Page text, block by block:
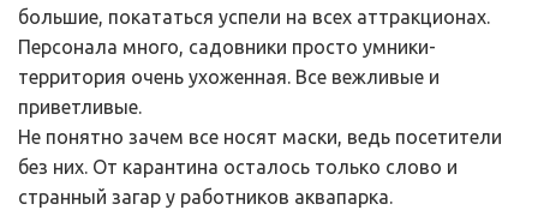
большие, покататься успели на всех аттракционах.
Персонала много, садовники просто умники-
территория очень ухоженная. Все вежливые и
приветливые.
Не понятно зачем все носят маски, ведь посетители
без них. От карантина осталось только слово и
странный загар у работников аквапарка.